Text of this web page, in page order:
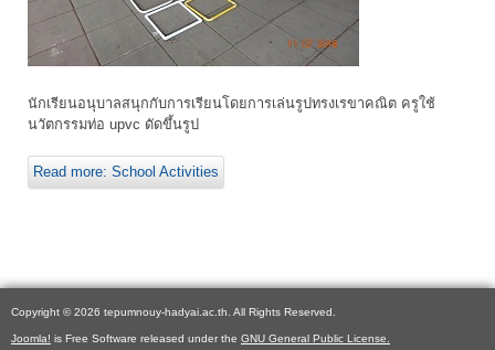
นักเรียนอนุบาลสนุกกับการเรียนโดยการเล่นรูปทรงเรขาคณิต ครูใช้
นวัตกรรมท่อ upvc ดัดขึ้นรูป
Read more: School Activities
Copyright © 2026 tepumnouy-hadyai.ac.th. All Rights Reserved.
Joomla! is Free Software released under the GNU General Public License.